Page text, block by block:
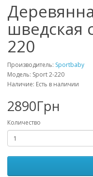
шведская
220
Производитель: Sportbaby
Модель: Sport 2-220
Наличие: Есть в наличии
2890Грн
Количество